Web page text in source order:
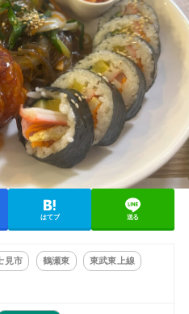
はてブ 送る
見市 鶴瀬東 東武東上線